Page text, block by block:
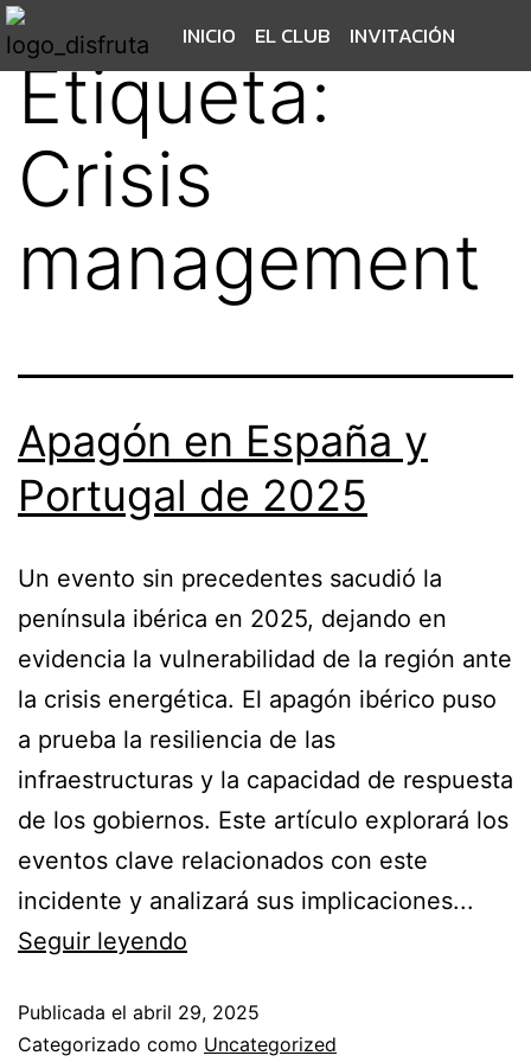
INICIO EL CLUB INVITACIÓN
Etiqueta:
Crisis
management
Apagón en España y
Portugal de 2025
Un evento sin precedentes sacudió la
península ibérica en 2025, dejando en
evidencia la vulnerabilidad de la región ante
la crisis energética. El apagón ibérico puso
a prueba la resiliencia de las
infraestructuras y la capacidad de respuesta
de los gobiernos. Este artículo explorará los
eventos clave relacionados con este
incidente y analizará sus implicaciones...
Seguir leyendo
Publicada el abril 29, 2025
Categorizado como Uncategorized